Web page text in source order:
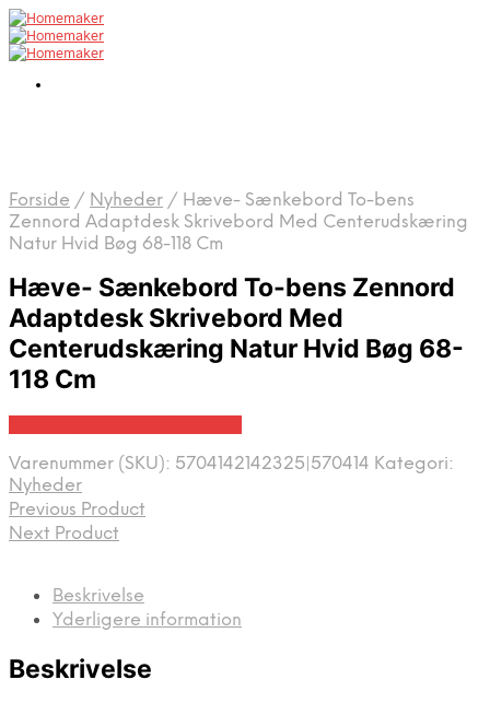
Forside / Nyheder / Hæve- Sænkebord To-bens
Zennord Adaptdesk Skrivebord Med Centerudskæring
Natur Hvid Bøg 68-118 Cm
Hæve- Sænkebord To-bens Zennord
Adaptdesk Skrivebord Med
Centerudskæring Natur Hvid Bøg 68-
118 Cm
Varenummer (SKU): 5704142142325|570414 Kategori:
Nyheder
Previous Product
Next Product
Beskrivelse
Yderligere information
Beskrivelse